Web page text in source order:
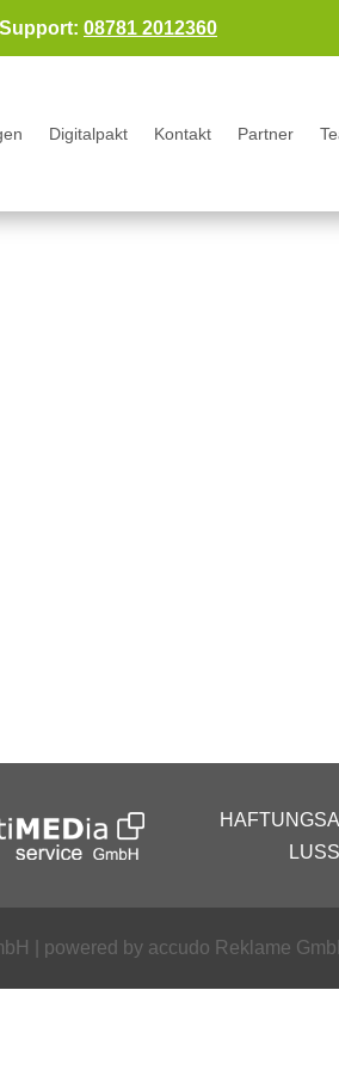
08781 2012360
Digitalpakt Kontakt Partner
Digitalpakt Kontakt Partner
LUSS
| powered by accudo Reklame